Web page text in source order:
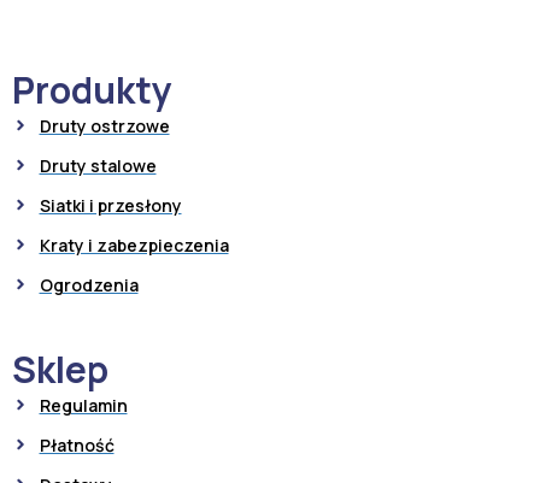
Produkty
Druty ostrzowe
Druty stalowe
Siatki i przesłony
Kraty i zabezpieczenia
Ogrodzenia
Sklep
Regulamin
Płatność